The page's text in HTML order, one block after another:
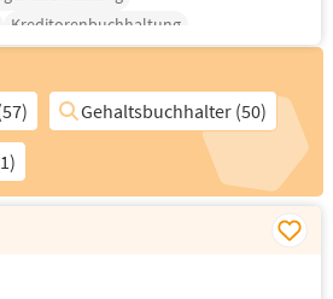
Kreditorenbuchhaltung
Gehaltsbuchhalter (50)